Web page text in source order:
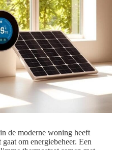
de moderne woning heeft
om energiebeheer. Een